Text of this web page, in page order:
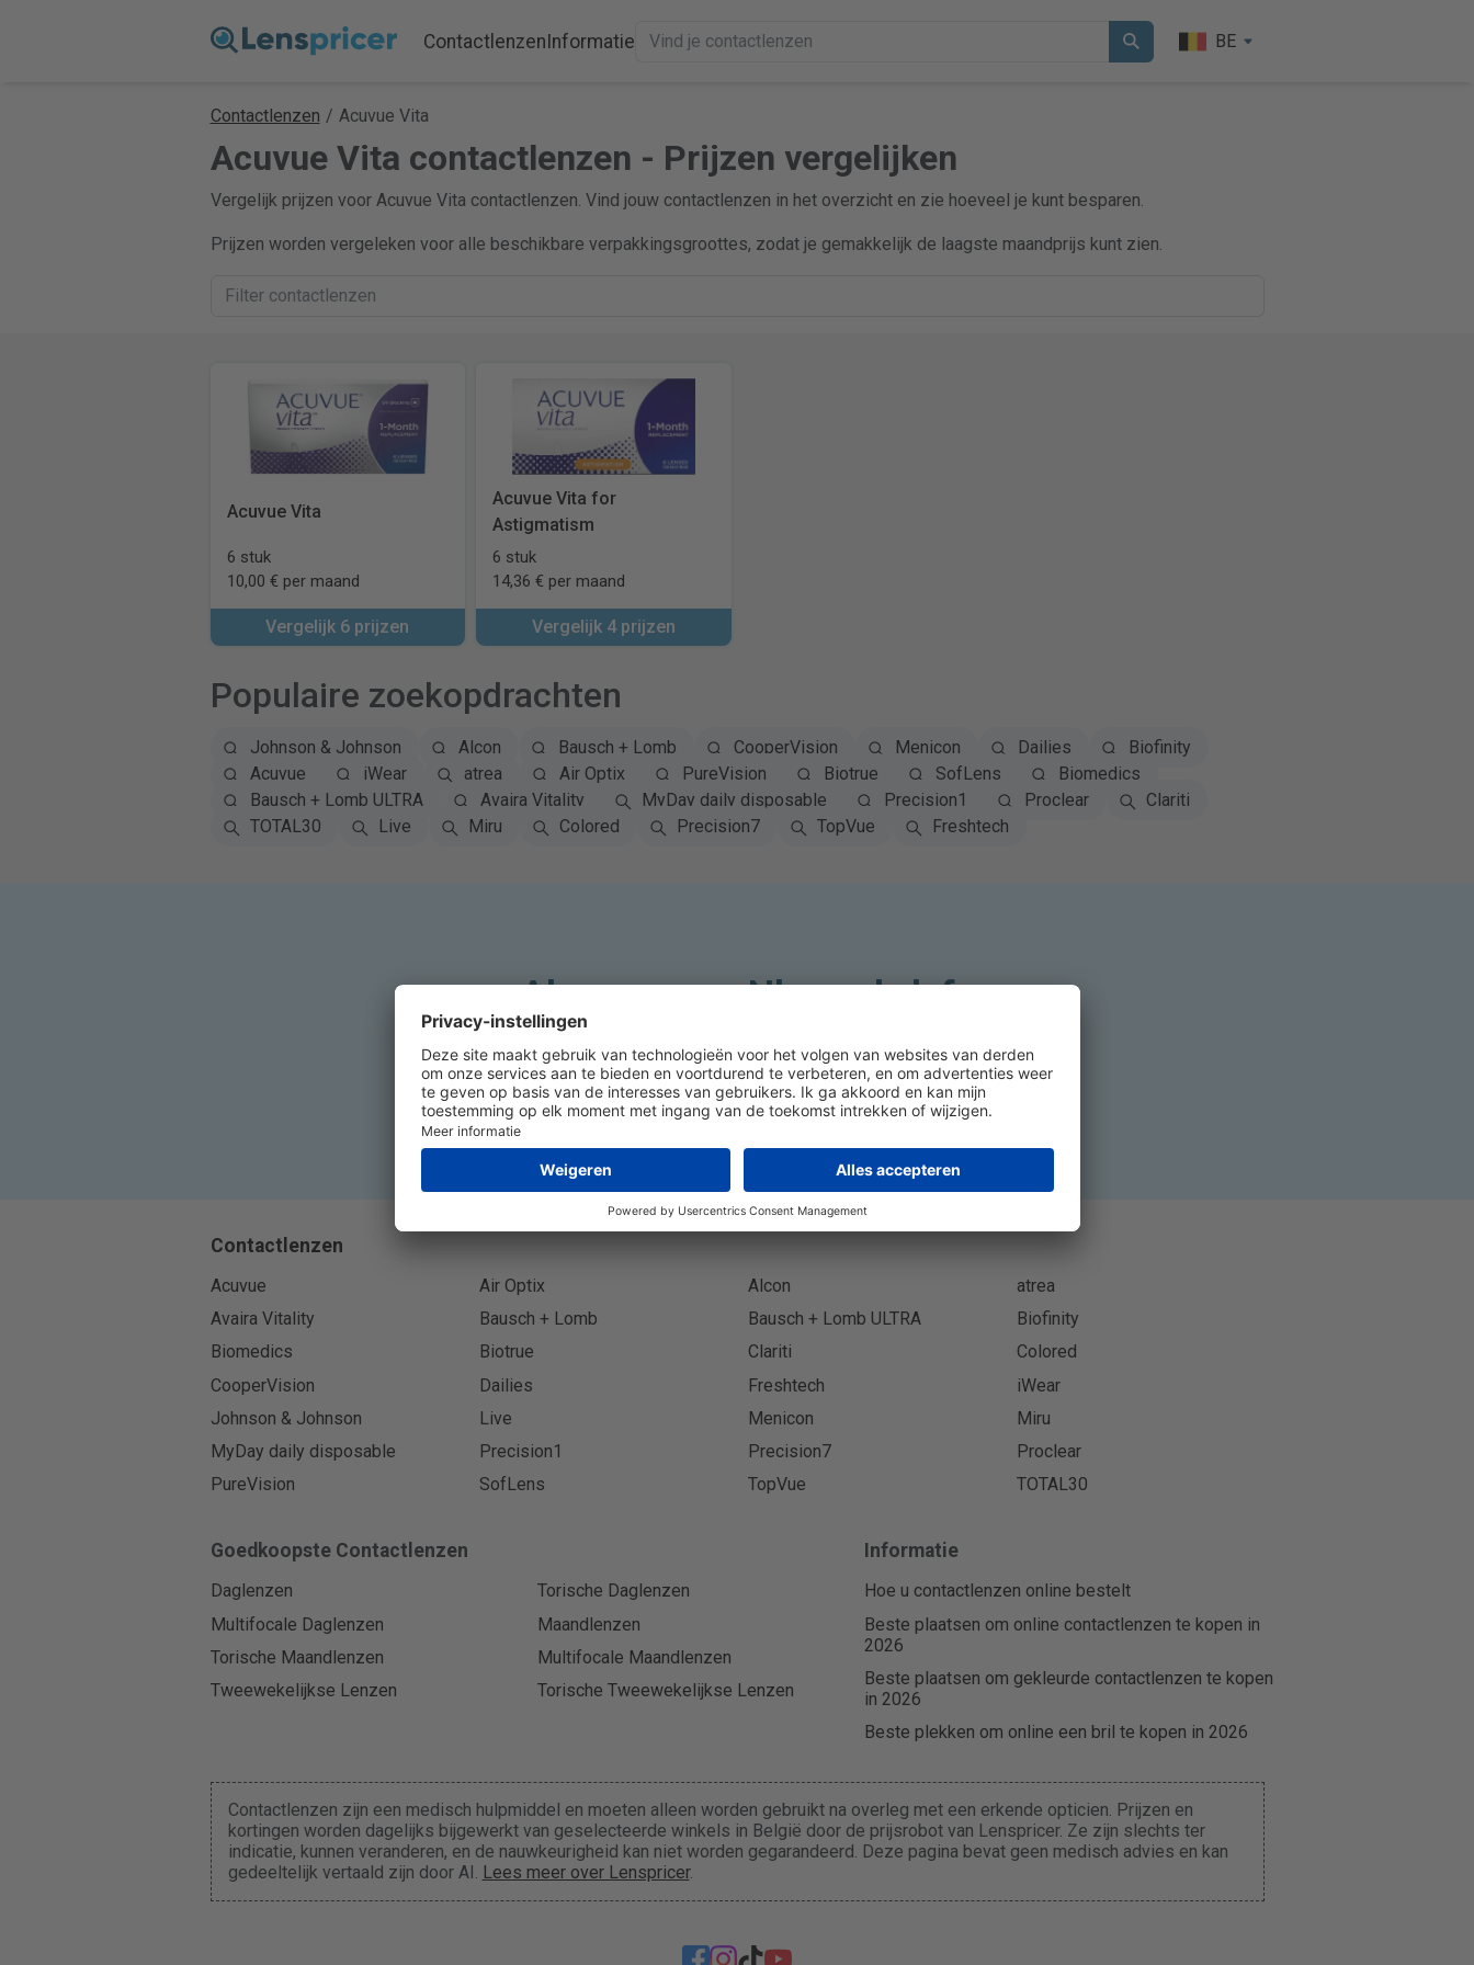
ContactlenzenInformatie BE
Contactlenzen / Acuvue Vita
Acuvue Vita contactlenzen - Prijzen vergelijken
Vergelijk prijzen voor Acuvue Vita contactlenzen. Vind jouw contactlenzen in het overzicht en zie hoeveel je kunt besparen.
Prijzen worden vergeleken voor alle beschikbare verpakkingsgroottes, zodat je gemakkelijk de laagste maandprijs kunt zien.
Acuvue Vita
6 stuk
10,00 € per maand
Vergelijk 6 prijzen
Acuvue Vita for
Astigmatism
6 stuk
14,36 € per maand
Vergelijk 4 prijzen
Populaire zoekopdrachten
Johnson & Johnson Alcon Bausch + Lomb CooperVision Menicon Dailies
Biofinity
Acuvue
iWear atrea Air Optix PureVision Biotrue SofLens
Biomedics
Bausch + Lomb ULTRA
Avaira Vitality MyDay daily disposable Precision1 Proclear
Clariti
TOTAL30
Live Miru Colored Precision7 TopVue Freshtech
Abonneer op Nieuwsbrief
Abonneer
Contactlenzen
Acuvue Air Optix Alcon
atrea
Avaira Vitality
Bausch + Lomb Bausch + Lomb ULTRA
Biofinity
Biomedics
Biotrue Clariti
Colored
CooperVision
Dailies Freshtech
iWear
Johnson & Johnson
Live Menicon
Miru
MyDay daily disposable
Precision1 Precision7
Proclear
PureVision
SofLens TopVue TOTAL30
Goedkoopste Contactlenzen
Daglenzen
Torische Daglenzen
Multifocale Daglenzen
Maandlenzen
Torische Maandlenzen
Multifocale Maandlenzen
Tweewekelijkse Lenzen
Torische Tweewekelijkse Lenzen
Informatie
Hoe u contactlenzen online bestelt
Beste plaatsen om online contactlenzen te kopen in
2026
Beste plaatsen om gekleurde contactlenzen te kopen
in 2026
Beste plekken om online een bril te kopen in 2026
Contactlenzen zijn een medisch hulpmiddel en moeten alleen worden gebruikt na overleg met een erkende opticien. Prijzen en
kortingen worden dagelijks bijgewerkt van geselecteerde winkels in België door de prijsrobot van Lenspricer. Ze zijn slechts ter
indicatie, kunnen veranderen, en de nauwkeurigheid kan niet worden gegarandeerd. Deze pagina bevat geen medisch advies en kan
gedeeltelijk vertaald zijn door AI. Lees meer over Lenspricer.